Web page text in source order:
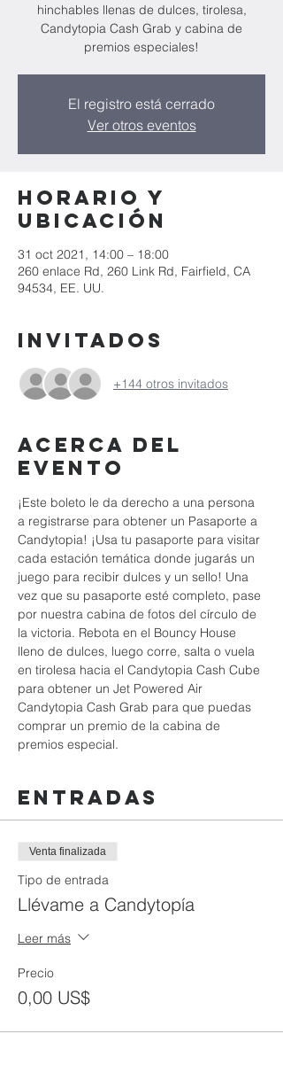
hinchables llenas de dulces, tirolesa,
Candytopia Cash Grab y cabina de
premios especiales!
El registro está cerrado
Ver otros eventos
Horario y
ubicación
31 oct 2021, 14:00 – 18:00
260 enlace Rd, 260 Link Rd, Fairfield, CA
94534, EE. UU.
Invitados
+144 otros invitados
Acerca del
evento
¡Este boleto le da derecho a una persona
a registrarse para obtener un Pasaporte a
Candytopia! ¡Usa tu pasaporte para visitar
cada estación temática donde jugarás un
juego para recibir dulces y un sello! Una
vez que su pasaporte esté completo, pase
por nuestra cabina de fotos del círculo de
la victoria. Rebota en el Bouncy House
lleno de dulces, luego corre, salta o vuela
en tirolesa hacia el Candytopia Cash Cube
para obtener un Jet Powered Air
Candytopia Cash Grab para que puedas
comprar un premio de la cabina de
premios especial.
Entradas
Venta finalizada
Tipo de entrada
Llévame a Candytopía
Leer más
Precio
0,00 US$